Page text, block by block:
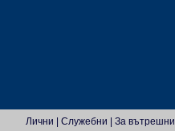
Лични Служебни За вътрешни